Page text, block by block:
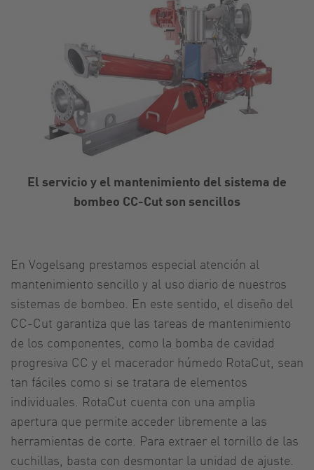
En Vogelsang prestamos especial atención al
mantenimiento sencillo y al uso diario de nuestros
sistemas de bombeo. En este sentido, el diseño del
CC-Cut garantiza que las tareas de mantenimiento
de los componentes, como la bomba de cavidad
progresiva CC y el macerador húmedo RotaCut, sean
tan fáciles como si se tratara de elementos
individuales. RotaCut cuenta con una amplia
apertura que permite acceder libremente a las
herramientas de corte. Para extraer el tornillo de las
cuchillas, basta con desmontar la unidad de ajuste.
El servicio y el mantenimiento del sistema de
bombeo CC-Cut son sencillos